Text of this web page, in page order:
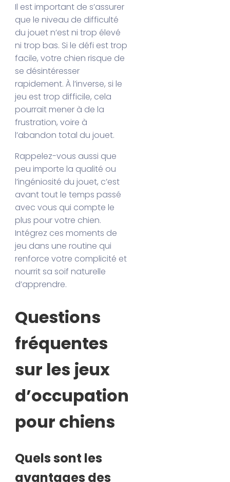
Il est important de s’assurer
que le niveau de difficulté
du jouet n’est ni trop élevé
ni trop bas. Si le défi est trop
facile, votre chien risque de
se désintéresser
rapidement. À l’inverse, si le
jeu est trop difficile, cela
pourrait mener à de la
frustration, voire à
l’abandon total du jouet.
Rappelez-vous aussi que
peu importe la qualité ou
l’ingéniosité du jouet, c’est
avant tout le temps passé
avec vous qui compte le
plus pour votre chien.
Intégrez ces moments de
jeu dans une routine qui
renforce votre complicité et
nourrit sa soif naturelle
d’apprendre.
Questions
fréquentes
sur les jeux
d’occupation
pour chiens
Quels sont les
avantages des